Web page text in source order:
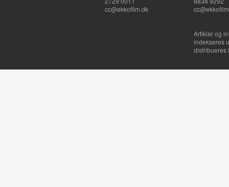
cc@ekkofilm.dk
Artikler og
indekseres
distribueres